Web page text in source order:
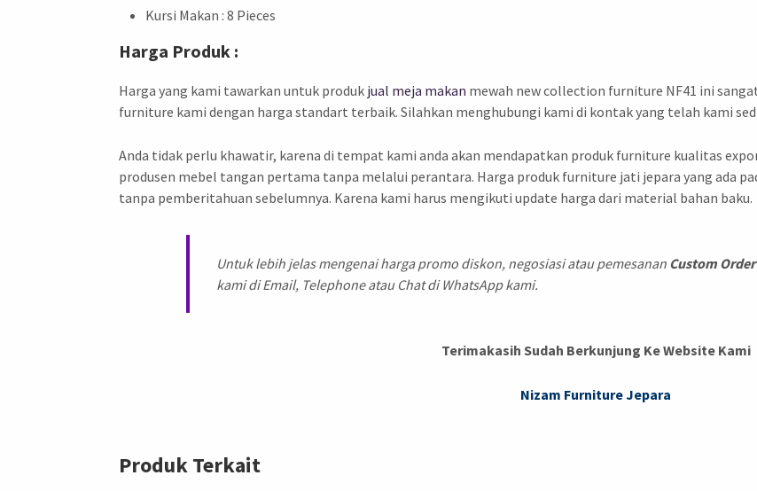
Kursi Makan : 8 Pieces
Harga Produk :
Harga yang kami tawarkan untuk produk jual meja makan mewah new collection furniture NF41 ini
furniture kami dengan harga standart terbaik. Silahkan menghubungi kami di kontak yang telah kami
Anda tidak perlu khawatir, karena di tempat kami anda akan mendapatkan produk furniture kualitas
produsen mebel tangan pertama tanpa melalui perantara. Harga produk furniture jati jepara yang ada
tanpa pemberitahuan sebelumnya. Karena kami harus mengikuti update harga dari material bahan baku.
Untuk lebih jelas mengenai harga promo diskon, negosiasi atau pemesanan Custom Order
kami di Email, Telephone atau Chat di WhatsApp kami.
Terimakasih Sudah Berkunjung Ke Website Kami
Nizam Furniture Jepara
Produk Terkait